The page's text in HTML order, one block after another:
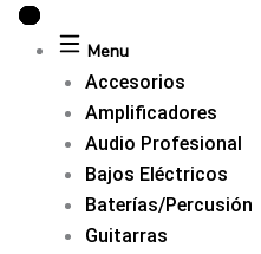
contenido
Menu
Accesorios
Amplificadores
Audio Profesional
Bajos Eléctricos
Baterías/Percusión
Guitarras
de
productos
de
productos
de
productos
Juego
Cuerdas